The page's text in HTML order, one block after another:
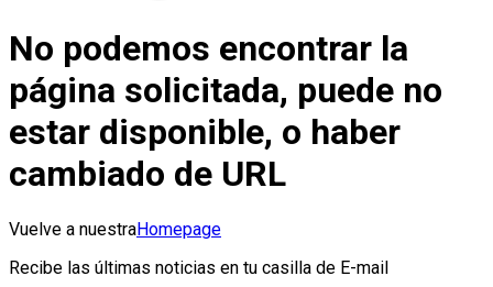
No podemos encontrar la
página solicitada, puede no
estar disponible, o haber
cambiado de URL
Vuelve a nuestraHomepage
Recibe las últimas noticias en tu casilla de E-mail